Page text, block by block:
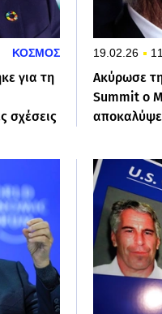
ΚΟΣΜΟΣ
για τη
σχέσεις
19.02.26
Ακύρωσε
Summit ο